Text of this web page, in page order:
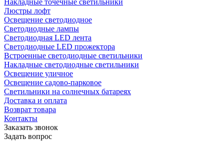
Накладные точечные светильники
Люстры лофт
Освещение светодиодное
Светодиодные лампы
Светодиодная LED лента
Светодиодные LED прожектора
Встроенные светодиодные светильники
Накладные светодиодные светильники
Освещение уличное
Освещение садово-парковое
Светильники на солнечных батареях
Доставка и оплата
Возврат товара
Контакты
Заказать звонок
Задать вопрос